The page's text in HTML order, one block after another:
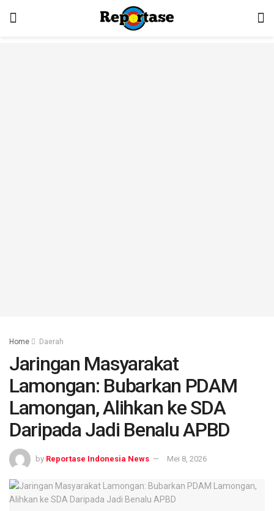
Home Daerah
Jaringan Masyarakat
Lamongan: Bubarkan PDAM
Lamongan, Alihkan ke SDA
Daripada Jadi Benalu APBD
by Reportase Indonesia News Mei 8, 2026